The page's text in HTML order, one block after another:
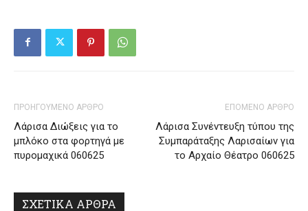
ΠΡΟΗΓΟΥΜΕΝΟ ΑΡΘΡΟ
Λάρισα Διώξεις για το
μπλόκο στα φορτηγά με
πυρομαχικά 060625
ΕΠΟΜΕΝΟ ΑΡΘΡΟ
Λάρισα Συνέντευξη τύπου της
Συμπαράταξης Λαρισαίων για
το Αρχαίο Θέατρο 060625
ΣΧΕΤΙΚΑ ΑΡΘΡΑ